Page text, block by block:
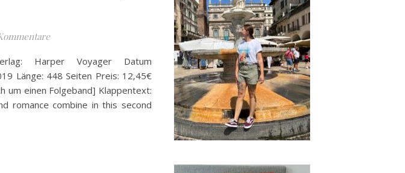
Harper Voyager Datum
Länge: 448 Seiten Preis: 12,45€
um einen Folgeband] Klappentext:
romance combine in this second